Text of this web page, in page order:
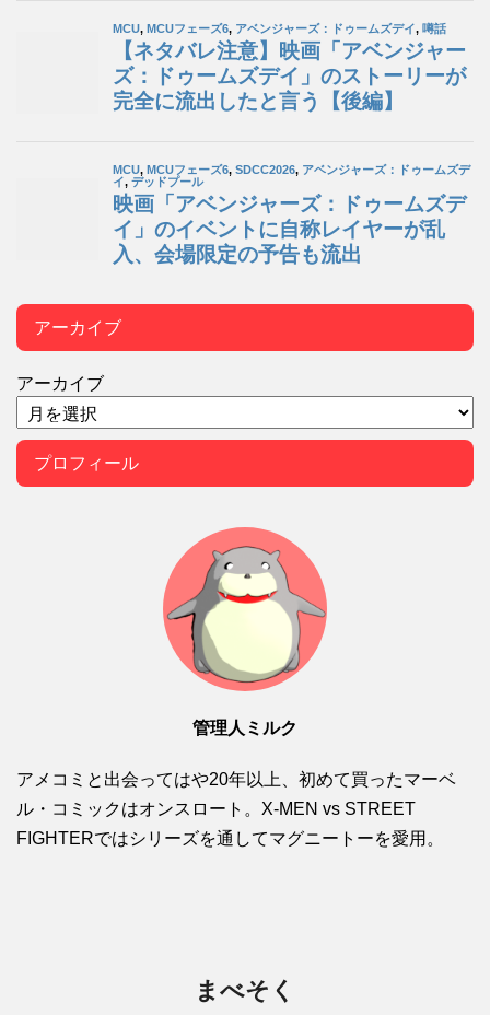
アーカイブ
アーカイブ
プロフィール
管理人ミルク
アメコミと出会ってはや20年以上、初めて買ったマーベ
ル・コミックはオンスロート。X-MEN vs STREET
FIGHTERではシリーズを通してマグニートーを愛用。
まべそく